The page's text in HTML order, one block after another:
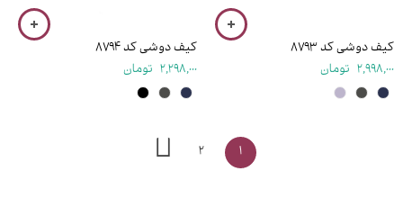
کیف دوشی کد ۸۷۹۳
2,998,000 تومان
کیف دوشی کد ۸۷۹۴
2,298,000 تومان
1
2